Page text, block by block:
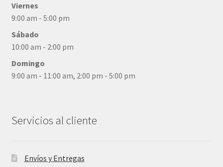
Viernes
9:00 am - 5:00 pm
Sábado
10:00 am - 2:00 pm
Domingo
9:00 am - 11:00 am, 2:00 pm - 5:00 pm
Servicios al cliente
Envíos y Entregas